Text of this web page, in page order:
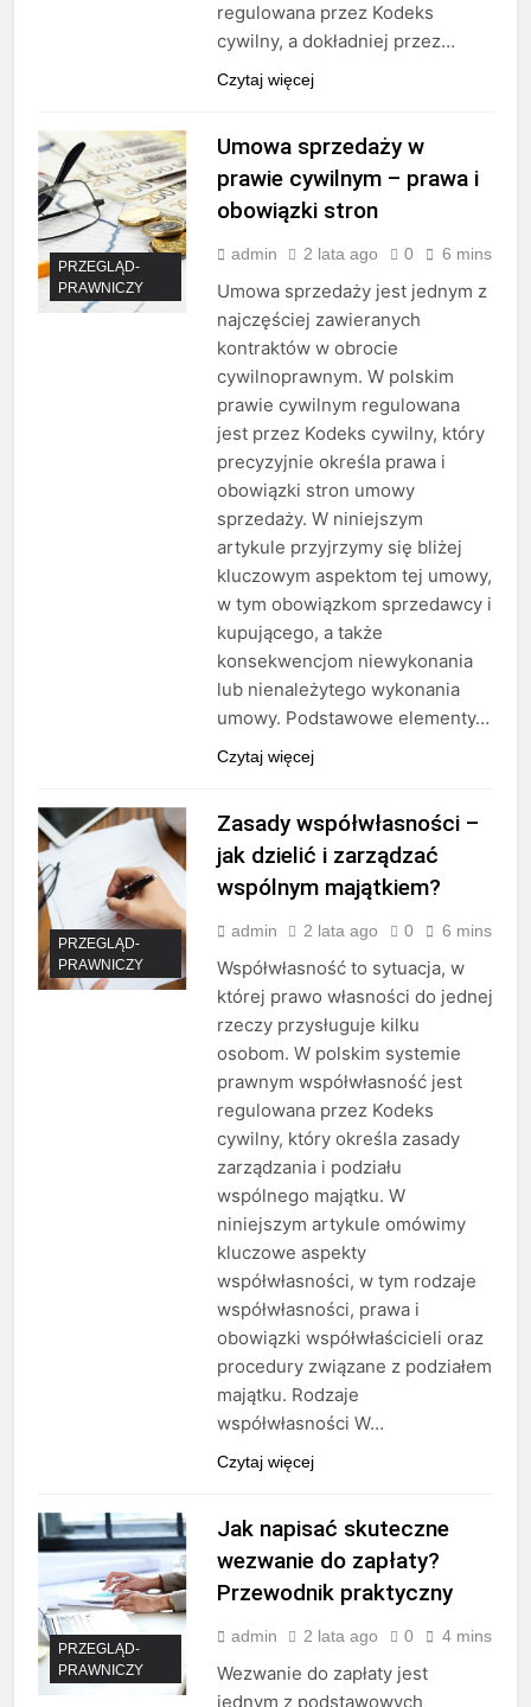
regulowana przez Kodeks
cywilny, a dokładniej przez…
Czytaj więcej
PRZEGLĄD-
PRAWNICZY
Umowa sprzedaży w
prawie cywilnym – prawa i
obowiązki stron
admin 2 lata ago 0 6 mins
Umowa sprzedaży jest jednym z
najczęściej zawieranych
kontraktów w obrocie
cywilnoprawnym. W polskim
prawie cywilnym regulowana
jest przez Kodeks cywilny, który
precyzyjnie określa prawa i
obowiązki stron umowy
sprzedaży. W niniejszym
artykule przyjrzymy się bliżej
kluczowym aspektom tej umowy,
w tym obowiązkom sprzedawcy i
kupującego, a także
konsekwencjom niewykonania
lub nienależytego wykonania
umowy. Podstawowe elementy…
Czytaj więcej
PRZEGLĄD-
PRAWNICZY
Zasady współwłasności –
jak dzielić i zarządzać
wspólnym majątkiem?
admin 2 lata ago 0 6 mins
Współwłasność to sytuacja, w
której prawo własności do jednej
rzeczy przysługuje kilku
osobom. W polskim systemie
prawnym współwłasność jest
regulowana przez Kodeks
cywilny, który określa zasady
zarządzania i podziału
wspólnego majątku. W
niniejszym artykule omówimy
kluczowe aspekty
współwłasności, w tym rodzaje
współwłasności, prawa i
obowiązki współwłaścicieli oraz
procedury związane z podziałem
majątku. Rodzaje
współwłasności W…
Czytaj więcej
PRZEGLĄD-
PRAWNICZY
Jak napisać skuteczne
wezwanie do zapłaty?
Przewodnik praktyczny
admin 2 lata ago 0 4 mins
Wezwanie do zapłaty jest
jednym z podstawowych